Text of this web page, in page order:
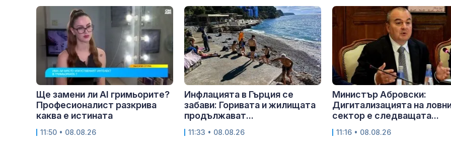
Ще замени ли AI гримьорите?
Професионалист разкрива
каква е истината
11:50 • 08.08.26
Инфлацията в Гърция се
забави: Горивата и жилищата
продължават...
11:33 • 08.08.26
Министър Абровски:
Дигитализацията на
сектор е следващата...
11:16 • 08.08.26